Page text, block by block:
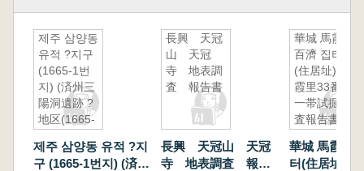
제주 삼양동
유적 ?지구
(1665-1번
지) (済州三
陽洞遺跡 ?
地区(1665-
書)
제주 삼양동 유적 ?지
구 (1665-1번지) (済州
長興 天冠
山 天冠
寺 地表調
査 報告書
長興 天冠山 天冠
寺 地表調査 報告
華城 馬霞里
百濟 집터
(住居址)-馬
霞里33番地
一帯試掘調
査報告書-
華城 馬霞里
터(住居址)-